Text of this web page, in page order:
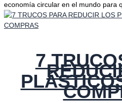
economía circular en el mundo para
7